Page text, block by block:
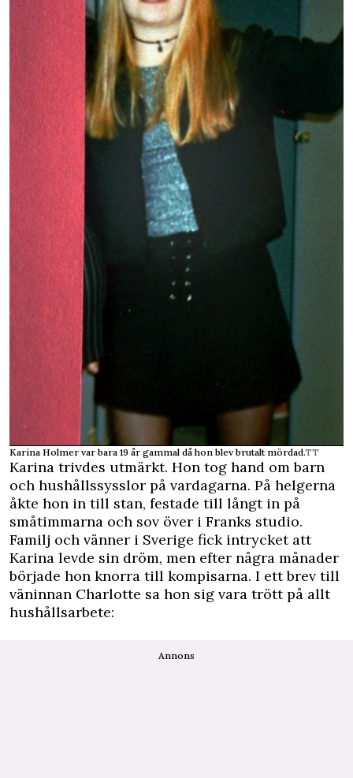
Karina Holmer var bara 19 år gammal då hon blev brutalt mördad.TT
Karina trivdes utmärkt. Hon tog hand om barn
och hushållssysslor på vardagarna. På helgerna
åkte hon in till stan, festade till långt in på
småtimmarna och sov över i Franks studio.
Familj och vänner i Sverige fick intrycket att
Karina levde sin dröm, men efter några månader
började hon knorra till kompisarna. I ett brev till
väninnan Charlotte sa hon sig vara trött på allt
hushållsarbete:
Annons